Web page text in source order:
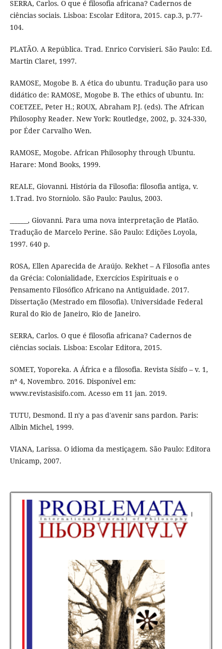
SERRA, Carlos. O que é filosofia africana? Cadernos de
ciências sociais. Lisboa: Escolar Editora, 2015. cap.3, p.77-
104.
PLATÃO. A República. Trad. Enrico Corvisieri. São Paulo: Ed.
Martin Claret, 1997.
RAMOSE, Mogobe B. A ética do ubuntu. Tradução para uso
didático de: RAMOSE, Mogobe B. The ethics of ubuntu. In:
COETZEE, Peter H.; ROUX, Abraham P.J. (eds). The African
Philosophy Reader. New York: Routledge, 2002, p. 324-330,
por Éder Carvalho Wen.
RAMOSE, Mogobe. African Philosophy through Ubuntu.
Harare: Mond Books, 1999.
REALE, Giovanni. História da Filosofia: filosofia antiga, v.
1.Trad. Ivo Storniolo. São Paulo: Paulus, 2003.
______, Giovanni. Para uma nova interpretação de Platão.
Tradução de Marcelo Perine. São Paulo: Edições Loyola,
1997. 640 p.
ROSA, Ellen Aparecida de Araújo. Rekhet – A Filosofia antes
da Grécia: Colonialidade, Exercícios Espirituais e o
Pensamento Filosófico Africano na Antiguidade. 2017.
Dissertação (Mestrado em filosofia). Universidade Federal
Rural do Rio de Janeiro, Rio de Janeiro.
SERRA, Carlos. O que é filosofia africana? Cadernos de
ciências sociais. Lisboa: Escolar Editora, 2015.
SOMET, Yoporeka. A África e a filosofia. Revista Sísifo – v. 1,
nº 4, Novembro. 2016. Disponível em:
www.revistasisifo.com. Acesso em 11 jan. 2019.
TUTU, Desmond. Il n'y a pas d'avenir sans pardon. Paris:
Albin Michel, 1999.
VIANA, Larissa. O idioma da mestiçagem. São Paulo: Editora
Unicamp, 2007.